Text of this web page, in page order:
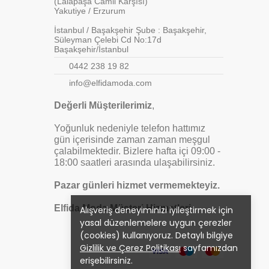
Alışveriş deneyiminizi iyileştirmek için
yasal düzenlemelere uygun çerezler
(cookies) kullanıyoruz. Detaylı bilgiye
Gizlilik ve Çerez Politikasısayfamızdan
erişebilirsiniz.
Yakutiye / Erzurum
İstanbul / Başakşehir Şube : Başakşehir,
Süleyman Çelebi Cd No:17d
Başakşehir/İstanbul
0442 238 19 82
info@elfidamoda.com
Değerli Müşterilerimiz,
Yoğunluk nedeniyle telefon hattımız
gün içerisinde zaman zaman meşgul
çalabilmektedir. Bizlere hafta içi 09:00 -
18:00 saatleri arasında ulaşabilirsiniz.
Pazar günleri hizmet vermemekteyiz.
Elfida Moda Müşteri Hizmetleri